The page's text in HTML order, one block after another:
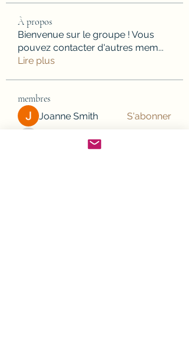
À propos
Bienvenue sur le groupe ! Vous
pouvez contacter d'autres mem...
Lire plus
membres
Joanne Smith S'abonner
JesseMaldonado1969116